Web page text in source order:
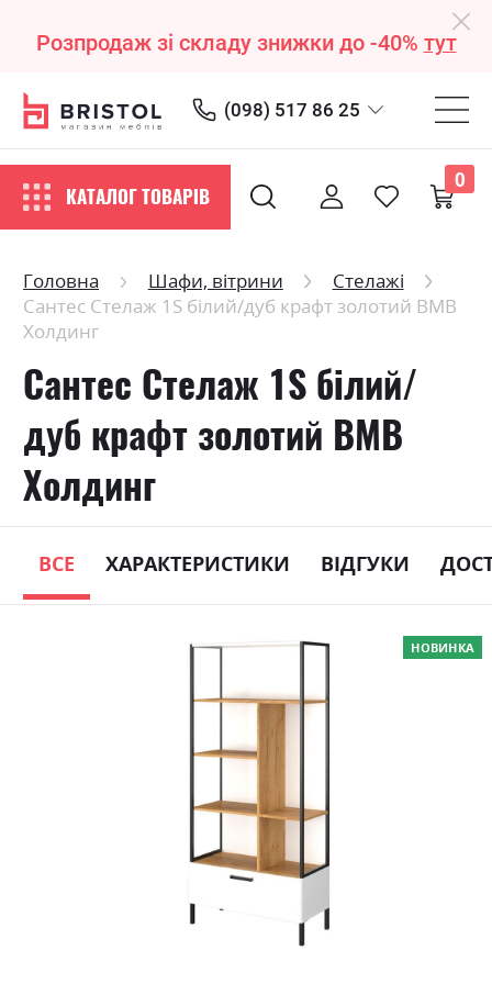
Розпродаж зі складу знижки до -40% тут
(098) 517 86 25
КАТАЛОГ ТОВАРІВ
0
Головна Шафи, вітрини
Стелажі
Сантес Стелаж 1S білий/дуб крафт золотий ВМВ
Холдинг
Сантес Стелаж 1S білий/
дуб крафт золотий ВМВ
Холдинг
ВСЕ ХАРАКТЕРИСТИКИ ВІДГУКИ
НОВИНКА